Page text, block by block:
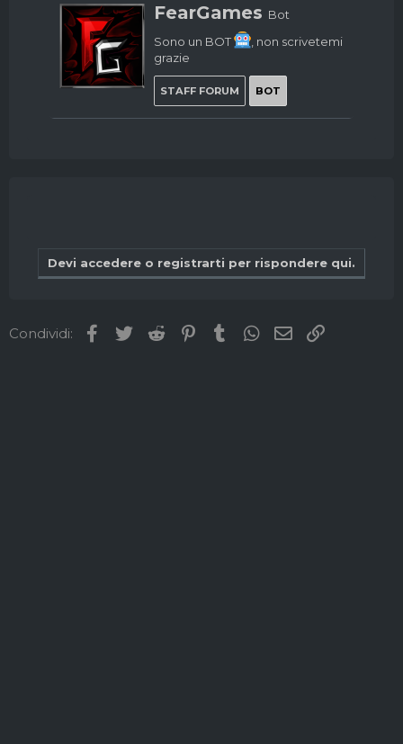
W
r
i
t
t
n
b
FearGames Bot
Sono un BOT
, non scrivetemi
grazie
STAFF FORUM BOT
Devi accedere o registrarti per rispondere qui.
Condividi: Facebook
TwitterReddit PinterestTumblrWhatsApp
Email